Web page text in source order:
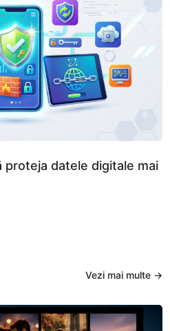
proteja datele digitale mai
Vezi mai multe →